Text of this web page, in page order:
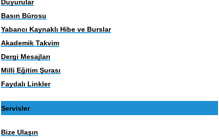
Duyurular
Basın Bürosu
Yabancı Kaynaklı Hibe ve Burslar
Akademik Takvim
Dergi Mesajları
Milli Eğitim Şurası
Faydalı Linkler
Servisler
Bize Ulaşın